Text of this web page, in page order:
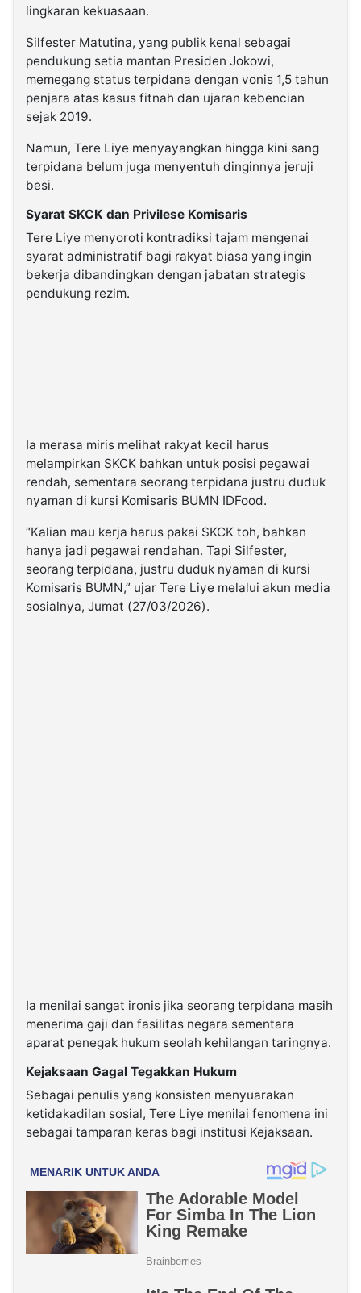
lingkaran kekuasaan.
Silfester Matutina, yang publik kenal sebagai
pendukung setia mantan Presiden Jokowi,
memegang status terpidana dengan vonis 1,5 tahun
penjara atas kasus fitnah dan ujaran kebencian
sejak 2019.
Namun, Tere Liye menyayangkan hingga kini sang
terpidana belum juga menyentuh dinginnya jeruji
besi.
Syarat SKCK dan Privilese Komisaris
Tere Liye menyoroti kontradiksi tajam mengenai
syarat administratif bagi rakyat biasa yang ingin
bekerja dibandingkan dengan jabatan strategis
pendukung rezim.
Ia merasa miris melihat rakyat kecil harus
melampirkan SKCK bahkan untuk posisi pegawai
rendah, sementara seorang terpidana justru duduk
nyaman di kursi Komisaris BUMN IDFood.
“Kalian mau kerja harus pakai SKCK toh, bahkan
hanya jadi pegawai rendahan. Tapi Silfester,
seorang terpidana, justru duduk nyaman di kursi
Komisaris BUMN,” ujar Tere Liye melalui akun media
sosialnya, Jumat (27/03/2026).
Ia menilai sangat ironis jika seorang terpidana masih
menerima gaji dan fasilitas negara sementara
aparat penegak hukum seolah kehilangan taringnya.
Kejaksaan Gagal Tegakkan Hukum
Sebagai penulis yang konsisten menyuarakan
ketidakadilan sosial, Tere Liye menilai fenomena ini
sebagai tamparan keras bagi institusi Kejaksaan.